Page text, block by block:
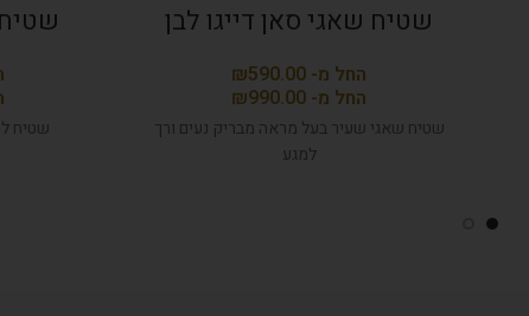
שטיח שאגי סאן דייגו לבן
₪
₪
שטיח שאגי שעיר בעל מראה מבריק נעים ורך
למגע
שטיח